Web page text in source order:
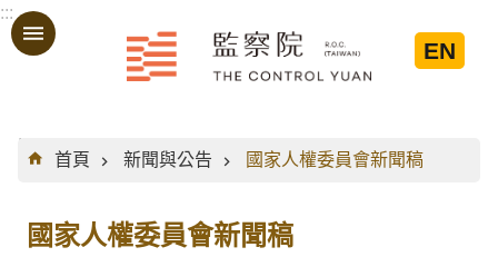
跳到主要內容區塊
:::
EN
:::
首頁
新聞與公告 國家人權委員會新聞稿
國家人權委員會新聞稿